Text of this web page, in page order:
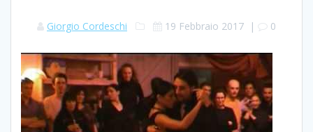
Giorgio Cordeschi 19 Febbraio 2017 | 0